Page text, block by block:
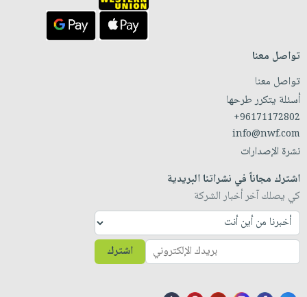
تواصل معنا
تواصل معنا
أسئلة يتكرر طرحها
+96171172802
info@nwf.com
نشرة الإصدارات
اشترك مجاناً في نشراتنا البريدية
كي يصلك آخر أخبار الشركة
اشترك